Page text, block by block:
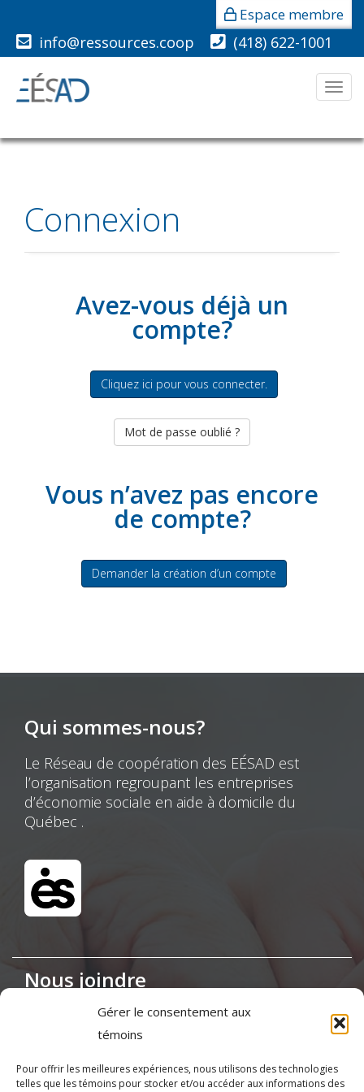
Gérer le consentement aux
témoins
Pour offrir les meilleures expériences, nous utilisons des technologies
telles que les témoins pour stocker et/ou accéder aux informations des
Espace membre
info@ressources.coop (418) 622-1001
Connexion
Avez-vous déjà un
compte?
Cliquez ici pour vous connecter.
Mot de passe oublié ?
Vous n’avez pas encore
de compte?
Demander la création d’un compte
Qui sommes-nous?
Le Réseau de coopération des EÉSAD est
l’organisation regroupant les entreprises
d’économie sociale en aide à domicile du
Québec .
Nous joindre
Maison de la Coopération,
155, boul. Charest Est, bureau 120, Québec